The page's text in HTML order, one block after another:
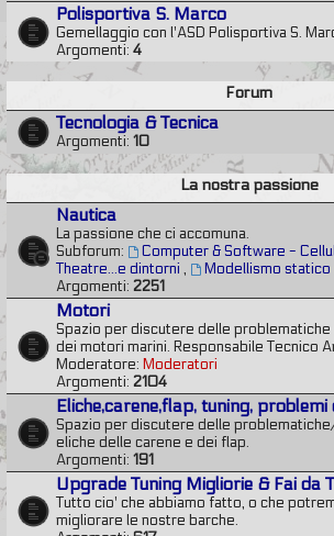
Polisportiva S. Marco
Gemellaggio con l'ASD Polisportiva S.
Argomenti: 4
Forum
Tecnologia & Tecnica
Argomenti: 10
La nostra passione
Nautica
La passione che ci accomuna.
Subforum:
Computer & Software -
Theatre...e dintorni ,
Modellismo statico
Argomenti: 2251
Motori
Spazio per discutere delle
dei motori marini. Responsabile Tecnico
Moderatore: Moderatori
Argomenti: 2104
Eliche,carene,flap, tuning, problemi
Spazio per discutere delle
eliche delle carene e dei flap.
Argomenti: 191
Upgrade Tuning Migliorie & Fai da
Tutto cio' che abbiamo fatto, o che
migliorare le nostre barche.